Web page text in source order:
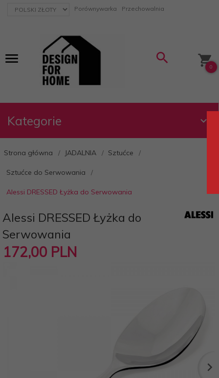
currency_h Porównywarka Przechowalnia
0
Kategorie
Strona główna JADALNIA Sztućce
Sztućce do Serwowania
Alessi DRESSED Łyżka do Serwowania
Alessi DRESSED Łyżka do
Serwowania
172,00 PLN